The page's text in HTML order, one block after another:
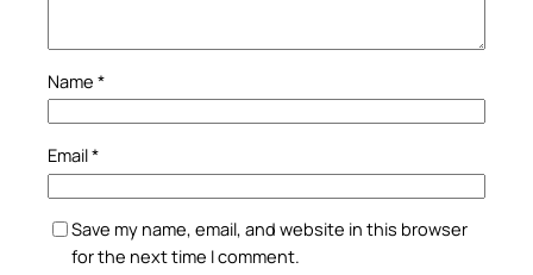
Name *
Email*
Save my name, email, and website in this browser
for the next time I comment.